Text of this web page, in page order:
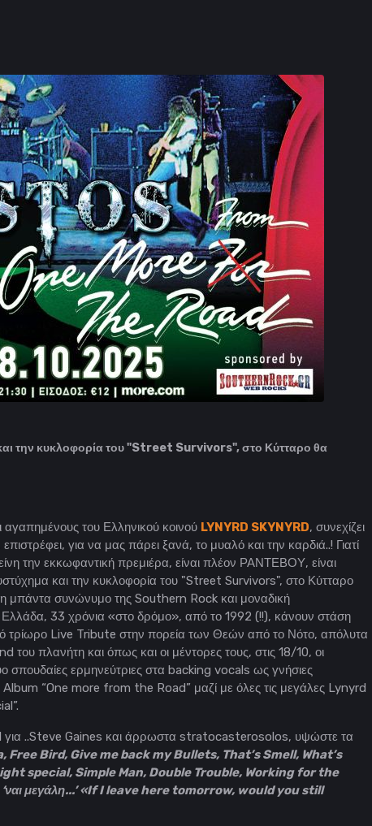
την κυκλοφορία του "Street Survivors", στο Κύτταρο θα
του Ελληνικού κοινού LYNYRD SKYNYRD, συνεχίζει
για να μας πάρει ξανά, το μυαλό και την καρδιά..! Γιατί
την εκκωφαντική πρεμιέρα, είναι πλέον ΡΑΝΤΕΒΟΥ, είναι
και την κυκλοφορία του "Street Survivors", στο Κύτταρο
μπάντα συνώνυμο της Southern Rock και μοναδική
Ελλάδα, 33 χρόνια «στο δρόμο», από το 1992 (!!), κάνουν στάση
τρίωρο Live Tribute στην πορεία των Θεών από το Νότο, απόλυτα
του πλανήτη και όπως και οι μέντορες τους, στις 18/10, οι
σπουδαίες ερμηνεύτριες στα backing vocals ως γνήσιες
“One more from the Road” μαζί με όλες τις μεγάλες Lynyrd
για ..Steve Gaines και άρρωστα stratocasterosolos, υψώστε τα
Free Bird, Give me back my Bullets, That’s Smell, What’s
special, Simple Man, Double Trouble, Working for the
‘ναι μεγάλη...’ «If I leave here tomorrow, would you still